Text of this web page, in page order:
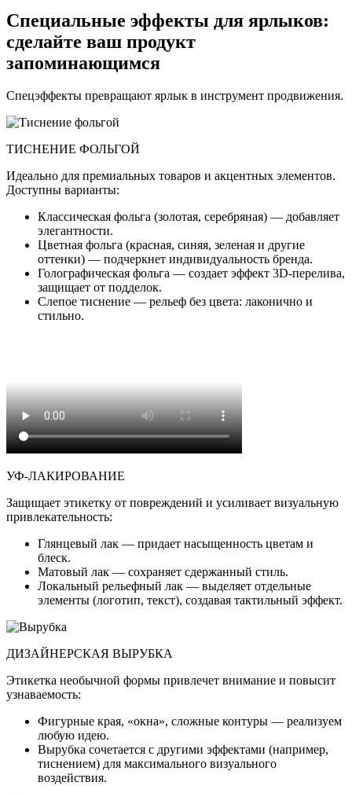
Специальные эффекты для ярлыков:
сделайте ваш продукт
запоминающимся
Спецэффекты превращают ярлык в инструмент продвижения.
ТИСНЕНИЕ ФОЛЬГОЙ
Идеально для премиальных товаров и акцентных элементов.
Доступны варианты:
Классическая фольга (золотая, серебряная) — добавляет
элегантности.
Цветная фольга (красная, синяя, зеленая и другие
оттенки) — подчеркнет индивидуальность бренда.
Голографическая фольга — создает эффект 3D-перелива,
защищает от подделок.
Слепое тиснение — рельеф без цвета: лаконично и
стильно.
УФ-ЛАКИРОВАНИЕ
Защищает этикетку от повреждений и усиливает визуальную
привлекательность:
Глянцевый лак — придает насыщенность цветам и
блеск.
Матовый лак — сохраняет сдержанный стиль.
Локальный рельефный лак — выделяет отдельные
элементы (логотип, текст), создавая тактильный эффект.
ДИЗАЙНЕРСКАЯ ВЫРУБКА
Этикетка необычной формы привлечет внимание и повысит
узнаваемость:
Фигурные края, «окна», сложные контуры — реализуем
любую идею.
Вырубка сочетается с другими эффектами (например,
тиснением) для максимального визуального
воздействия.